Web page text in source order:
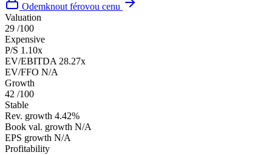
Odemknout férovou cenu
Valuation
29 /100
Expensive
P/S 1.10x
EV/EBITDA 28.27x
EV/FFO N/A
Growth
42 /100
Stable
Rev. growth 4.42%
Book val. growth N/A
EPS growth N/A
Profitability